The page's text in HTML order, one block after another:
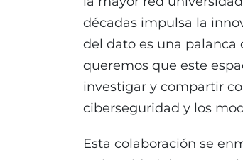
décadas impulsa la
del dato es una palanca
queremos que este
investigar y compartir
ciberseguridad y los
Esta colaboración se